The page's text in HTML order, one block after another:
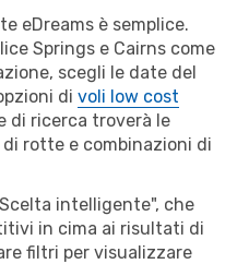
eDreams è semplice.
Springs e Cairns come
scegli le date del
di voli low cost
di ricerca troverà le
rotte e combinazioni di
intelligente", che
in cima ai risultati di
filtri per visualizzare